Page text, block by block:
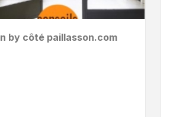
by côté paillasson.com